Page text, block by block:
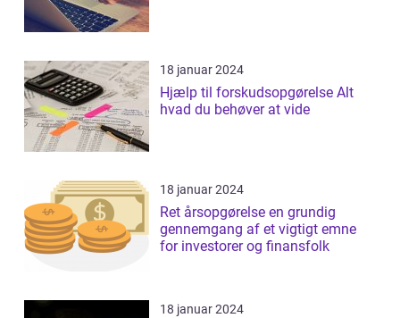
18 januar 2024
Hjælp til forskudsopgørelse Alt
hvad du behøver at vide
18 januar 2024
Ret årsopgørelse en grundig
gennemgang af et vigtigt emne
for investorer og finansfolk
18 januar 2024